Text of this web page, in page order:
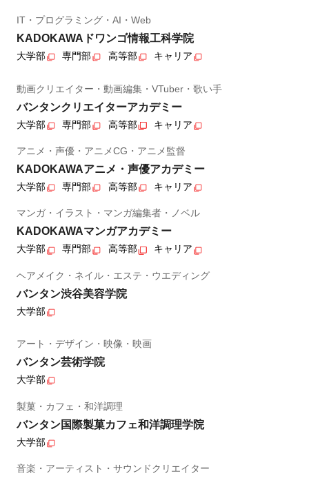
IT・プログラミング・AI・Web
KADOKAWAドワンゴ情報工科学院
大学部 専門部 高等部 キャリア
動画クリエイター・動画編集・VTuber・歌い手
バンタンクリエイターアカデミー
大学部 専門部 高等部 キャリア
アニメ・声優・アニメCG・アニメ監督
KADOKAWAアニメ・声優アカデミー
大学部 専門部 高等部 キャリア
マンガ・イラスト・マンガ編集者・ノベル
KADOKAWAマンガアカデミー
大学部 専門部 高等部 キャリア
ヘアメイク・ネイル・エステ・ウエディング
バンタン渋谷美容学院
大学部
アート・デザイン・映像・映画
バンタン芸術学院
大学部
製菓・カフェ・和洋調理
バンタン国際製菓カフェ和洋調理学院
大学部
音楽・アーティスト・サウンドクリエイター